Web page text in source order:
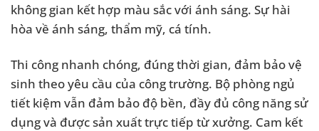
không gian kết hợp màu sắc với ánh sáng. Sự hài
hòa về ánh sáng, thẩm mỹ, cá tính.
Thi công nhanh chóng, đúng thời gian, đảm bảo vệ
sinh theo yêu cầu của công trường. Bộ phòng ngủ
tiết kiệm vẫn đảm bảo độ bền, đầy đủ công năng sử
dụng và được sản xuất trực tiếp từ xưởng. Cam kết